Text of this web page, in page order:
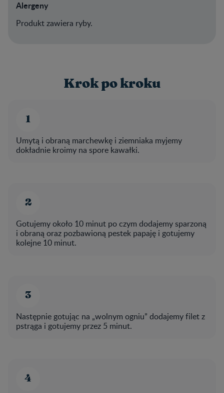
Alergeny
Produkt zawiera ryby.
Krok po kroku
Umytą i obraną marchewkę i ziemniaka myjemy
dokładnie kroimy na spore kawałki.
Gotujemy około 10 minut po czym dodajemy sparzoną
i obraną oraz pozbawioną pestek papaję i gotujemy
kolejne 10 minut.
Następnie gotując na „wolnym ogniu” dodajemy filet z
pstrąga i gotujemy przez 5 minut.